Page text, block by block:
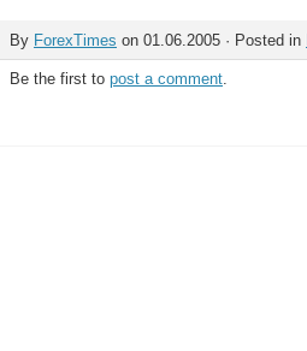
By ForexTimes on 01.06.2005 · Posted in
Be the first to post a comment.